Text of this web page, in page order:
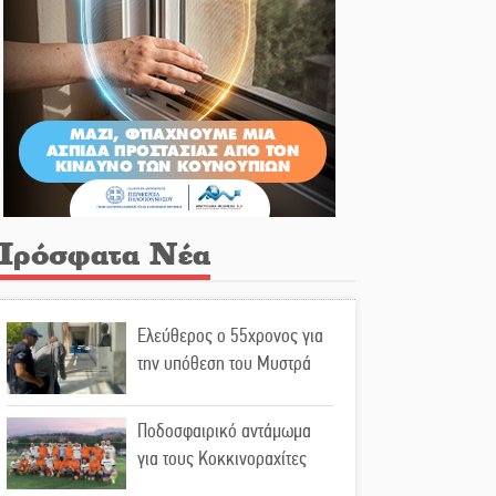
Νέα
Ελεύθερος ο 55χρονος για
την υπόθεση του Μυστρά
Ποδοσφαιρικό αντάμωμα
για τους Κοκκινοραχίτες